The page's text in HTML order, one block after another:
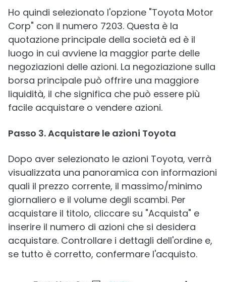
Ho quindi selezionato l'opzione "Toyota Motor
Corp" con il numero 7203. Questa è la
quotazione principale della società ed è il
luogo in cui avviene la maggior parte delle
negoziazioni delle azioni. La negoziazione sulla
borsa principale può offrire una maggiore
liquidità, il che significa che può essere più
facile acquistare o vendere azioni.
Passo 3. Acquistare le azioni Toyota
Dopo aver selezionato le azioni Toyota, verrà
visualizzata una panoramica con informazioni
quali il prezzo corrente, il massimo/minimo
giornaliero e il volume degli scambi. Per
acquistare il titolo, cliccare su "Acquista" e
inserire il numero di azioni che si desidera
acquistare. Controllare i dettagli dell'ordine e,
se tutto è corretto, confermare l'acquisto.